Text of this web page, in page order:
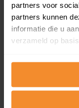
partners voor
partners kunnen
informatie die u
verzameld op